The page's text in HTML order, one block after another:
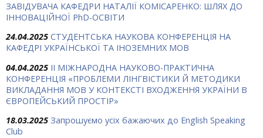
ЗАВІДУВАЧА КАФЕДРИ НАТАЛІЇ КОМІСАРЕНКО: ШЛЯХ ДО
ІННОВАЦІЙНОЇ PhD-ОСВІТИ
24.04.2025 СТУДЕНТСЬКА НАУКОВА КОНФЕРЕНЦІЯ НА
КАФЕДРІ УКРАЇНСЬКОЇ ТА ІНОЗЕМНИХ МОВ
04.04.2025 ІІ МІЖНАРОДНА НАУКОВО-ПРАКТИЧНА
КОНФЕРЕНЦІЯ «ПРОБЛЕМИ ЛІНГВІСТИКИ Й МЕТОДИКИ
ВИКЛАДАННЯ МОВ У КОНТЕКСТІ ВХОДЖЕННЯ УКРАЇНИ В
ЄВРОПЕЙСЬКИЙ ПРОСТІР»
18.03.2025 Запрошуємо усіх бажаючих до English Speaking
Club